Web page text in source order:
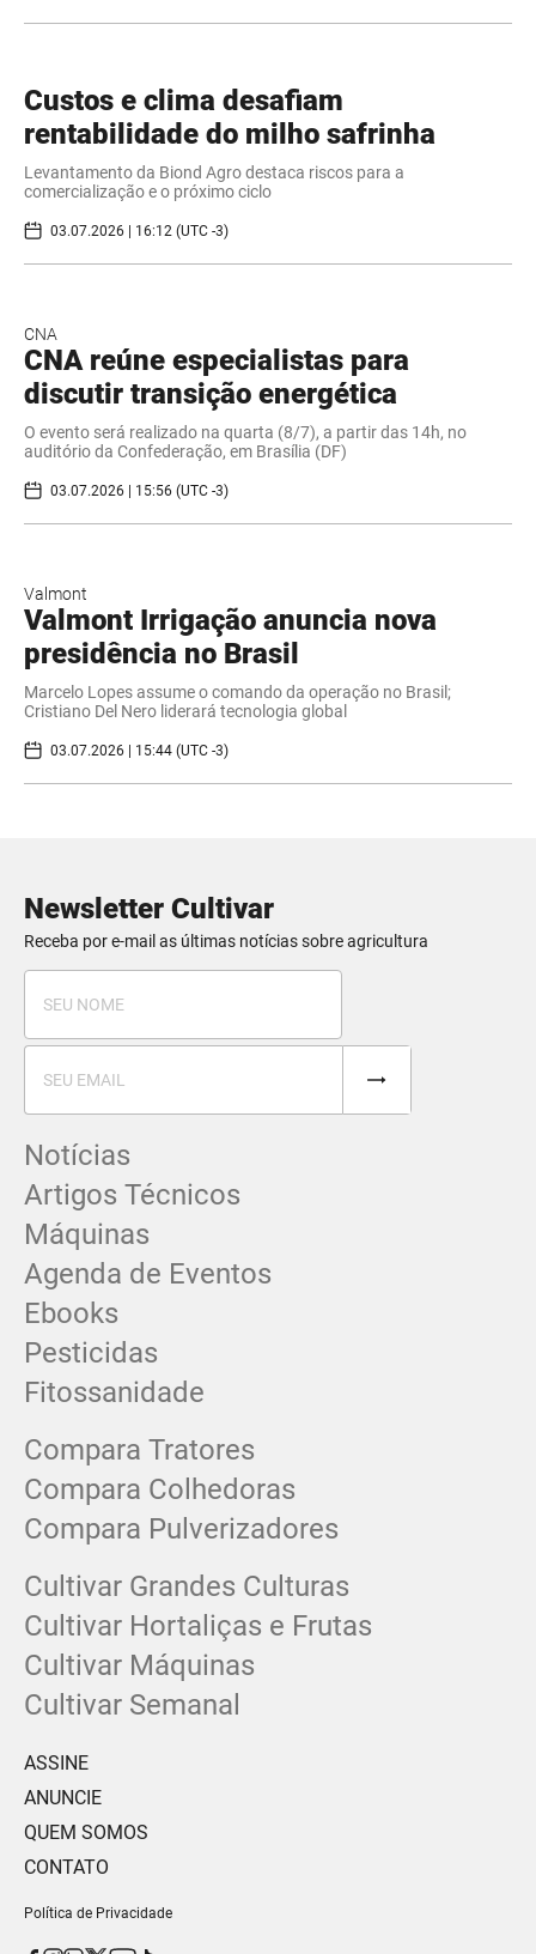
Custos e clima desafiam
rentabilidade do milho safrinha
Levantamento da Biond Agro destaca riscos para a
comercialização e o próximo ciclo
03.07.2026 | 16:12 (UTC -3)
CNA
CNA reúne especialistas para
discutir transição energética
O evento será realizado na quarta (8/7), a partir das 14h, no
auditório da Confederação, em Brasília (DF)
03.07.2026 | 15:56 (UTC -3)
Valmont
Valmont Irrigação anuncia nova
presidência no Brasil
Marcelo Lopes assume o comando da operação no Brasil;
Cristiano Del Nero liderará tecnologia global
03.07.2026 | 15:44 (UTC -3)
Newsletter Cultivar
Receba por e-mail as últimas notícias sobre agricultura
Notícias
Artigos Técnicos
Máquinas
Agenda de Eventos
Ebooks
Pesticidas
Fitossanidade
Compara Tratores
Compara Colhedoras
Compara Pulverizadores
Cultivar Grandes Culturas
Cultivar Hortaliças e Frutas
Cultivar Máquinas
Cultivar Semanal
ASSINE
ANUNCIE
QUEM SOMOS
CONTATO
Política de Privacidade